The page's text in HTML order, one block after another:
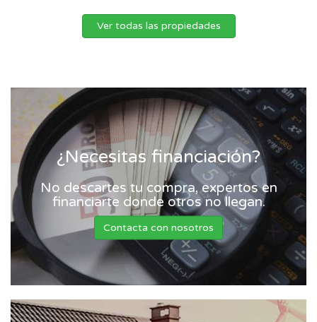
Ver todas las propiedades
¿Necesitas financiación?
No descartes tu compra, expertos en
financiarte donde otros no llegan.
Contacta con nosotros